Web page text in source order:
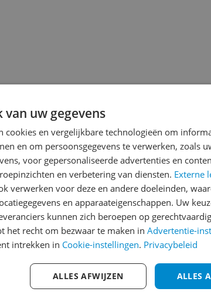
voor
Reviews
Er zijn nog geen
Heb jij dit product in
met het schrijven van je
een review gemiddeld
andere bezoekers een
€250,-!Klik hier voor de
uw gegevens
cookies en vergelijkbare technologieën om
en om persoonsgegevens te verwerken, zoals
voor gepersonaliseerde advertenties en
en verbetering van diensten. Externe
verwerken voor deze en andere doeleinden,
en apparaateigenschappen. Uw
kunnen zich beroepen op
het recht om bezwaar te maken in Advertentie-
intrekken in Cookie-instellingen. Privacybeleid
ALLES
ALLES AFWIJZEN